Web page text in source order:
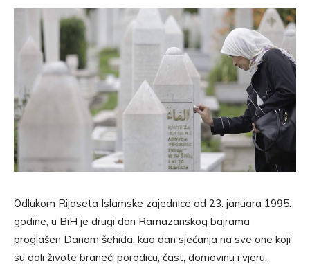
Odlukom Rijaseta Islamske zajednice od 23. januara 1995.
godine, u BiH je drugi dan Ramazanskog bajrama
proglašen Danom šehida, kao dan sjećanja na sve one koji
su dali živote braneći porodicu, čast, domovinu i vjeru.